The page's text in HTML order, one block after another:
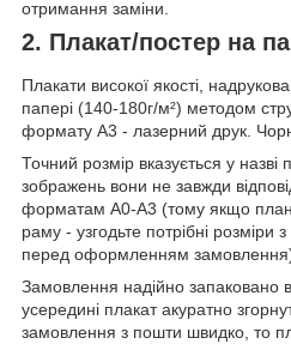
отримання заміни.
2. Плакат/постер на
Плакати високої якості,
папері (140-180г/м²) методом
формату А3 - лазерний друк.
Точний розмір вказується у назві
зображень вони не завжди
форматам А0-А3 (тому якщо
раму - узгодьте потрібні розміри
перед оформленням
Замовлення надійно запаковано
усередині плакат акуратно
замовлення з пошти швидко, то